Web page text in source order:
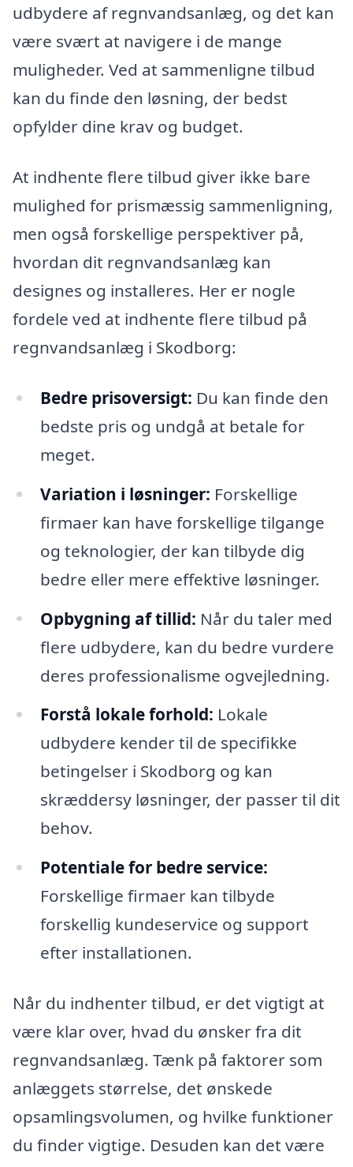
udbydere af regnvandsanlæg, og det kan
være svært at navigere i de mange
muligheder. Ved at sammenligne tilbud
kan du finde den løsning, der bedst
opfylder dine krav og budget.
At indhente flere tilbud giver ikke bare
mulighed for prismæssig sammenligning,
men også forskellige perspektiver på,
hvordan dit regnvandsanlæg kan
designes og installeres. Her er nogle
fordele ved at indhente flere tilbud på
regnvandsanlæg i Skodborg:
Bedre prisoversigt: Du kan finde den
bedste pris og undgå at betale for
meget.
Variation i løsninger: Forskellige
firmaer kan have forskellige tilgange
og teknologier, der kan tilbyde dig
bedre eller mere effektive løsninger.
Opbygning af tillid: Når du taler med
flere udbydere, kan du bedre vurdere
deres professionalisme ogvejledning.
Forstå lokale forhold: Lokale
udbydere kender til de specifikke
betingelser i Skodborg og kan
skræddersy løsninger, der passer til dit
behov.
Potentiale for bedre service:
Forskellige firmaer kan tilbyde
forskellig kundeservice og support
efter installationen.
Når du indhenter tilbud, er det vigtigt at
være klar over, hvad du ønsker fra dit
regnvandsanlæg. Tænk på faktorer som
anlæggets størrelse, det ønskede
opsamlingsvolumen, og hvilke funktioner
du finder vigtige. Desuden kan det være